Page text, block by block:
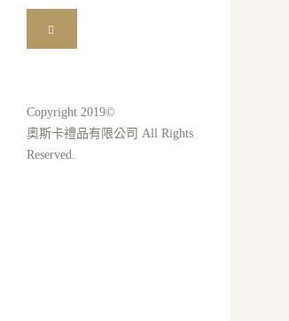
Copyright 2019©
奧斯卡禮品有限公司 All Rights
Reserved.